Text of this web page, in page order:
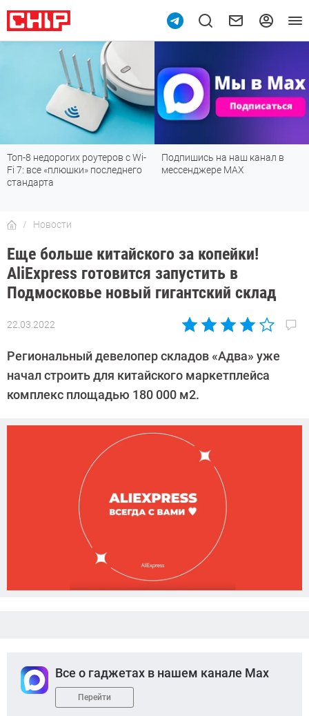
Топ-8 недорогих роутеров с Wi-
Fi 7: все «плюшки» последнего
стандарта
Подпишись на наш канал в
мессенджере МАХ
Новости
Еще больше китайского за копейки!
AliExpress готовится запустить в
Подмосковье новый гигантский склад
22.03.2022
Автор:
Кошик
Региональный девелопер складов «Адва» уже
начал строить для китайского маркетплейса
комплекс площадью 180 000 м2.
Все о гаджетах в нашем канале Max
Перейти